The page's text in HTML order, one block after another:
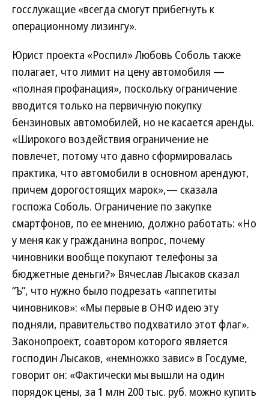
госслужащие «всегда смогут прибегнуть к
операционному лизингу».
Юрист проекта «Роспил» Любовь Соболь также
полагает, что лимит на цену автомобиля —
«полная профанация», поскольку ограничение
вводится только на первичную покупку
бензиновых автомобилей, но не касается аренды.
«Широкого воздействия ограничение не
повлечет, потому что давно сформировалась
практика, что автомобили в основном арендуют,
причем дорогостоящих марок»,— сказала
госпожа Соболь. Ограничение по закупке
смартфонов, по ее мнению, должно работать: «Но
у меня как у гражданина вопрос, почему
чиновники вообще покупают телефоны за
бюджетные деньги?» Вячеслав Лысаков сказал
“Ъ”, что нужно было подрезать «аппетиты
чиновников»: «Мы первые в ОНФ идею эту
подняли, правительство подхватило этот флаг».
Законопроект, соавтором которого является
господин Лысаков, «немножко завис» в Госдуме,
говорит он: «Фактически мы вышли на один
порядок цены, за 1 млн 200 тыс. руб. можно купить